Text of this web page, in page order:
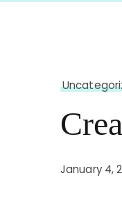
January 4,